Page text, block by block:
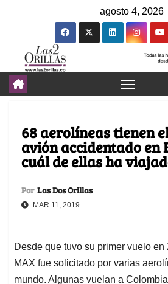
agosto 4, 2026
68 aerolíneas tienen
avión accidentado en
cuál de ellas ha
Por Las Dos Orillas
MAR 11, 2019
Desde que tuvo su primer vuelo
MAX fue solicitado por varias
mundo. Algunas vuelan a Colombia